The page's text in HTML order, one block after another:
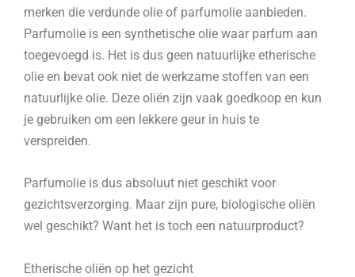
merken die verdunde olie of parfumolie aanbieden.
Parfumolie is een synthetische olie waar parfum aan
toegevoegd is. Het is dus geen natuurlijke etherische
olie en bevat ook niet de werkzame stoffen van een
natuurlijke olie. Deze oliën zijn vaak goedkoop en kun
je gebruiken om een lekkere geur in huis te
verspreiden.
Parfumolie is dus absoluut niet geschikt voor
gezichtsverzorging. Maar zijn pure, biologische oliën
wel geschikt? Want het is toch een natuurproduct?
Etherische oliën op het gezicht